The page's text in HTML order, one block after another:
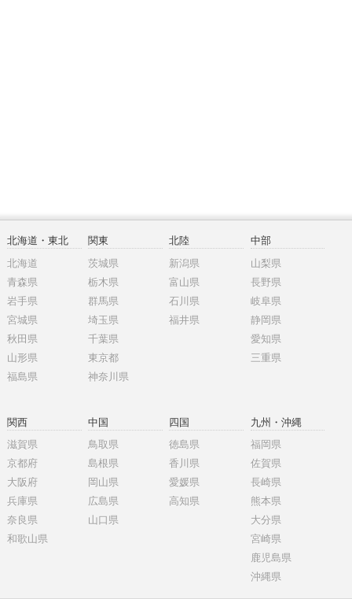
北海道・東北
北海道
青森県
岩手県
宮城県
秋田県
山形県
福島県
関東
茨城県
栃木県
群馬県
埼玉県
千葉県
東京都
神奈川県
北陸
新潟県
富山県
石川県
福井県
中部
山梨県
長野県
岐阜県
静岡県
愛知県
三重県
関西
滋賀県
京都府
大阪府
兵庫県
奈良県
和歌山県
中国
鳥取県
島根県
岡山県
広島県
山口県
四国
徳島県
香川県
愛媛県
高知県
九州・沖縄
福岡県
佐賀県
長崎県
熊本県
大分県
宮崎県
鹿児島県
沖縄県